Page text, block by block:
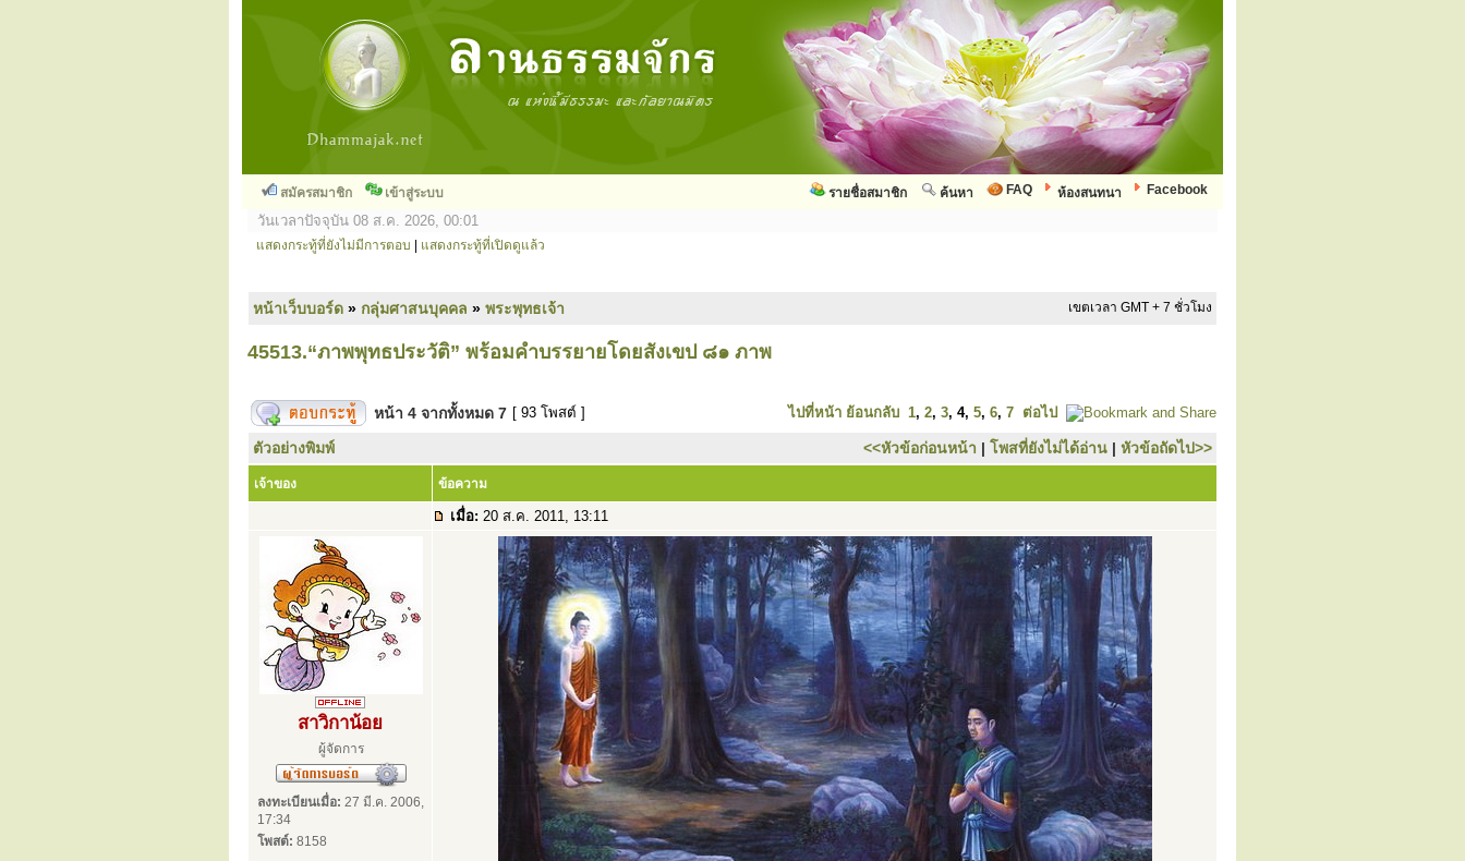
สมัครสมาชิก เข้าสู่ระบบ Facebook
ห้องสนทนา
FAQ
ค้นหา
รายชื่อสมาชิก
วันเวลาปัจจุบัน 08 ส.ค. 2026, 00:01
แสดงกระทู้ที่ยังไม่มีการตอบ แสดงกระทู้ที่เปิดดูแล้ว
หน้าเว็บบอร์ด » กลุ่มศาสนบุคคล » พระพุทธเจ้า เขตเวลา GMT + 7 ชั่วโมง
45513.“ภาพพุทธประวัติ” พร้อมคำบรรยายโดยสังเขป ๘๑ ภาพ
หน้า 4 จากทั้งหมด 7 [ 93 โพสต์ ] ไปที่หน้า ย้อนกลับ 1, 2, 3, 4, 5, 6, 7 ต่อไป
ตัวอย่างพิมพ์ <<หัวข้อก่อนหน้า | โพสที่ยังไม่ได้อ่าน | หัวข้อถัดไป>>
เจ้าของ ข้อความ
เมื่อ: 20 ส.ค. 2011, 13:11
สาวิกาน้อย
ผู้จัดการ
ลงทะเบียนเมื่อ: 27 มี.ค. 2006,
17:34
โพสต์: 8158